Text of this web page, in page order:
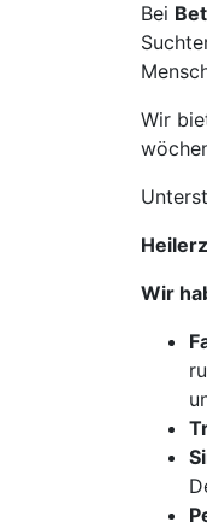
Bei
Wir
Wir